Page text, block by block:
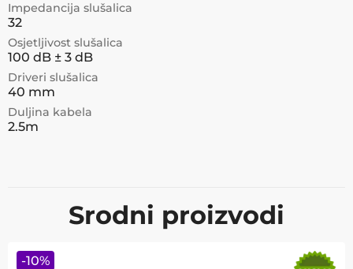
Impedancija slušalica
32
Osjetljivost slušalica
100 dB ± 3 dB
Driveri slušalica
40 mm
Duljina kabela
2.5m
Srodni proizvodi
-10%